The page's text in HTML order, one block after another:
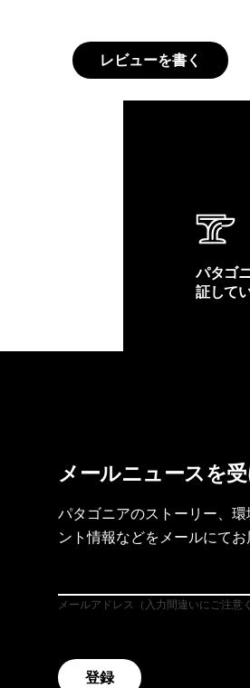
レビューを書く
パタゴ
証して
メールニュースを
パタゴニアのストーリー、
ント情報などをメールにてお
メールアドレス（入力間違いにご注意
登録